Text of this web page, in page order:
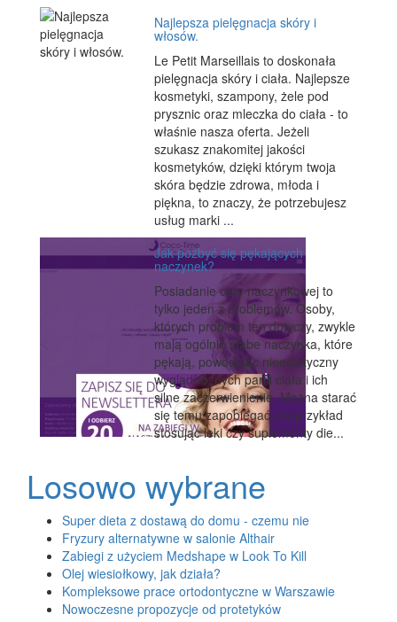
Najlepsza pielęgnacja skóry i
włosów.
Le Petit Marseillais to doskonała
pielęgnacja skóry i ciała. Najlepsze
kosmetyki, szampony, żele pod
prysznic oraz mleczka do ciała - to
właśnie nasza oferta. Jeżeli
szukasz znakomitej jakości
kosmetyków, dzięki którym twoja
skóra będzie zdrowa, młoda i
piękna, to znaczy, że potrzebujesz
usług marki ...
Jak pozbyć się pękających
naczynek?
Posiadanie cery naczynkowej to
tylko jeden z problemów. Osoby,
których problem ten dotyczy, zwykle
mają ogólnie słabe naczynka, które
pękają, powodując nieestetyczny
wygląd różnych partii ciała i ich
silne zaczerwienienie. Można starać
się temu zapobiegać, na przykład
stosując leki czy suplementy die...
Losowo wybrane
Super dieta z dostawą do domu - czemu nie
Fryzury alternatywne w salonie Althair
Zabiegi z użyciem Medshape w Look To Kill
Olej wiesiołkowy, jak działa?
Kompleksowe prace ortodontyczne w Warszawie
Nowoczesne propozycje od protetyków